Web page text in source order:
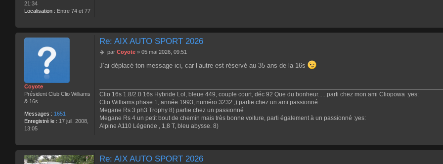
21:34
Localisation : Entre 74 et 77
Coyote
Président Club Clio Williams
& 16s
Messages : 1651
Enregistré le : 17 juil. 2008,
13:05
Re: AIX AUTO SPORT 2026
M
s
g
e
par Coyote» 05 mai 2026, 09:51
J’ai déplacé ton message ici, car l’autre est réservé au 35 ans de la 16s
Clio 16s 1.8/2.0 16s Hybride Lol, bleue 449, couple court, déc 92 Que du bonheur......parti chez mon ami Cliopowa :yes:
Clio Williams phase 1, année 1993, numéro 3232 ;) partie chez un ami passionné
Megane Rs 3 ph3 Trophy 8) partie chez un passionné
Megane Rs 4 un petit bout de chemin mais très bonne voiture, parti également à un passionné :yes:
Alpine A110 Légende , 1,8 T, bleu abysse. 8)
Re: AIX AUTO SPORT 2026